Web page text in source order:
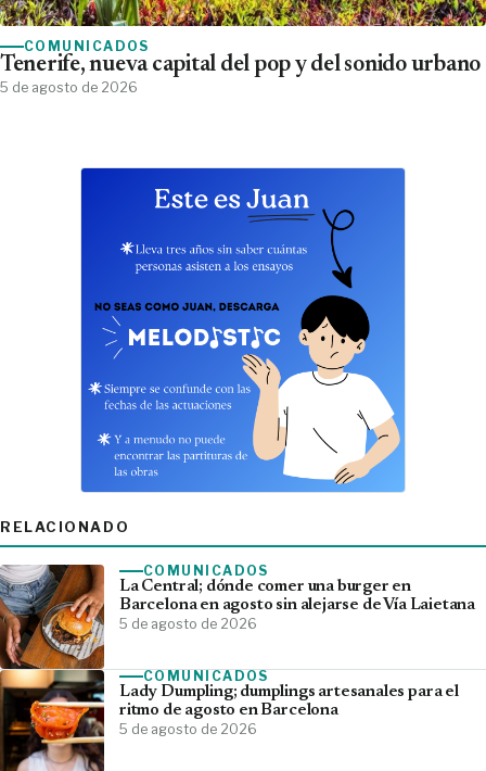
COMUNICADOS
Tenerife, nueva capital del pop y del sonido urbano
5 de agosto de 2026
RELACIONADO
COMUNICADOS
La Central; dónde comer una burger en
Barcelona en agosto sin alejarse de Vía Laietana
5 de agosto de 2026
COMUNICADOS
Lady Dumpling; dumplings artesanales para el
ritmo de agosto en Barcelona
5 de agosto de 2026